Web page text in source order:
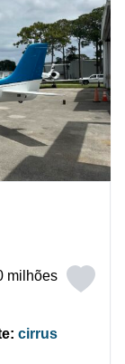
milhões
cirrus